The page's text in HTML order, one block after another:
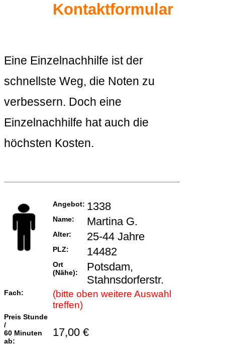
Kontaktformular
Eine Einzelnachhilfe ist der
schnellste Weg, die Noten zu
verbessern. Doch eine
Einzelnachhilfe hat auch die
höchsten Kosten.
Angebot: 1338
Name: Martina G.
Alter: 25-44 Jahre
PLZ: 14482
Ort
(Nähe):
Potsdam,
Stahnsdorferstr.
Fach:
(bitte oben weitere Auswahl
treffen)
Preis Stunde
/
60 Minuten
ab:
17,00 €